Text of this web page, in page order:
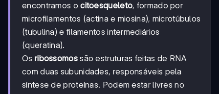
encontramos ocitoesqueleto, formado por
microfilamentos (actina e miosina), microtúbulos
(tubulina) e filamentos intermediários
(queratina).
Os ribossomossão estruturas feitas de RNA
com duas subunidades, responsáveis pela
síntese de proteínas. Podem estar livres no